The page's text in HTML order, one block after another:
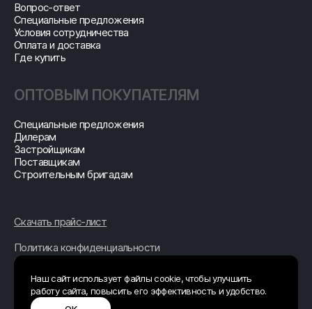
Вопрос-ответ
Специальные предложения
Условия сотрудничества
Оплата и доставка
Где купить
ОПТОВЫМ ПОКУПАТЕЛЯМ
Специальные предложения
Дилерам
Застройщикам
Поставщикам
Строительным бригадам
© 2026 ОБЩЕСТВО С
ОГРАНИЧЕННОЙОТВЕТСТВЕННОСТЬЮ"СТРОИТЕЛЬНАЯ
ТЕХНОЛОГИЯ"
Скачать прайс-лист
Политика конфиденциальности
Наш сайт использует файлы cookie, чтобы улучшить
работу сайта, повысить его эффективность и удобство.